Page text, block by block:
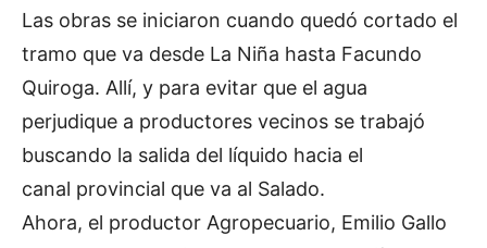
Las obras se iniciaron cuando quedó cortado el
tramo que va desde La Niña hasta Facundo
Quiroga. Allí, y para evitar que el agua
perjudique a productores vecinos se trabajó
buscando la salida del líquido hacia el
canal provincial que va al Salado.
Ahora, el productor Agropecuario, Emilio Gallo